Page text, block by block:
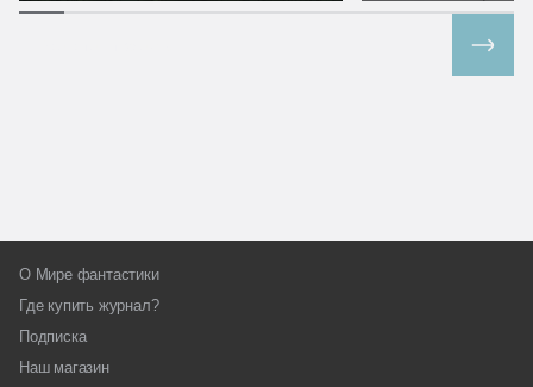
О Мире фантастики
Где купить журнал?
Подписка
Наш магазин